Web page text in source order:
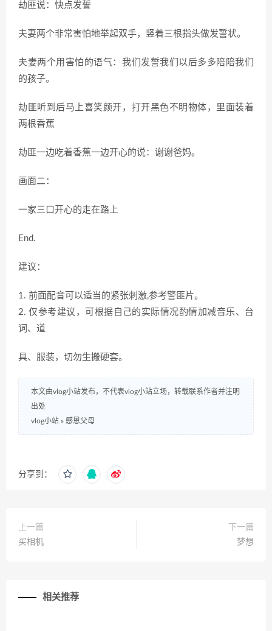
劫匪说：快点发誓
夫妻两个非常害怕地举起双手，竖着三根指头做发誓状。
夫妻两个用害怕的语气：我们发誓我们以后多多陪陪我们
的孩子。
劫匪听到后马上喜笑颜开，打开黑色不明物体，里面装着
两根香蕉
劫匪一边吃着香蕉一边开心的说：谢谢爸妈。
画面二：
一家三口开心的走在路上
End.
建议：
1. 前面配音可以适当的紧张刺激,参考警匪片。
2. 仅参考建议，可根据自己的实际情况酌情加减音乐、台
词、道
具、服装，切勿生搬硬套。
本文由vlog小站发布，不代表vlog小站立场，转载联系作者并注明
出处
vlog小站 » 感恩父母
分享到：
上一篇
买相机
下一篇
梦想
相关推荐